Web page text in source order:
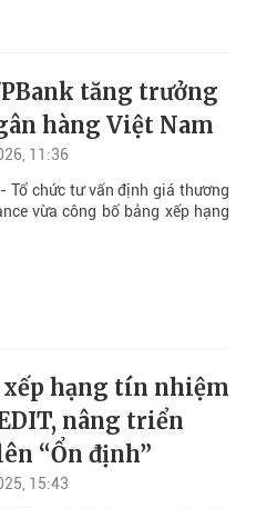
tăng trưởng
hàng Việt Nam
11:36
Tổ chức tư vấn định giá thương
vừa công bố bảng xếp hạng
hạng tín nhiệm
nâng triển
“Ổn định”
15:43